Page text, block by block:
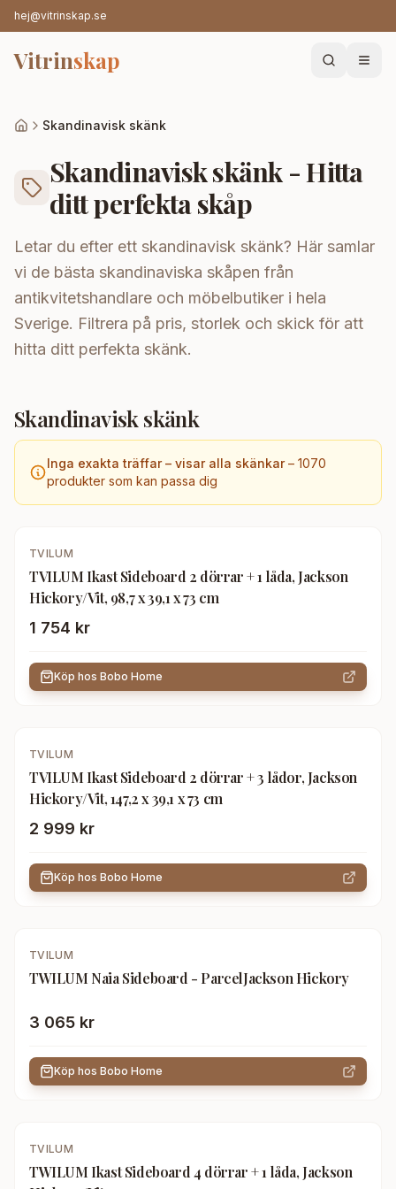
hej@vitrinskap.se
Vitrinskap
Skandinavisk skänk
Skandinavisk skänk - Hitta
ditt perfekta skåp
Letar du efter ett skandinavisk skänk? Här samlar
vi de bästa skandinaviska skåpen från
antikvitetshandlare och möbelbutiker i hela
Sverige. Filtrera på pris, storlek och skick för att
hitta ditt perfekta skänk.
Skandinavisk skänk
Inga exakta träffar – visar alla skänkar – 1070
produkter som kan passa dig
TVILUM
TVILUM Ikast Sideboard 2 dörrar + 1 låda, Jackson
Hickory/Vit, 98,7 x 39,1 x 73 cm
1 754 kr
Köp hos Bobo Home
TVILUM
TVILUM Ikast Sideboard 2 dörrar + 3 lådor, Jackson
Hickory/Vit, 147,2 x 39,1 x 73 cm
2 999 kr
Köp hos Bobo Home
TVILUM
TWILUM Naia Sideboard - ParcelJackson Hickory
3 065 kr
Köp hos Bobo Home
TVILUM
TWILUM Ikast Sideboard 4 dörrar + 1 låda, Jackson